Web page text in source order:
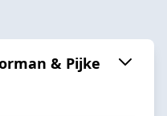
& Pijke